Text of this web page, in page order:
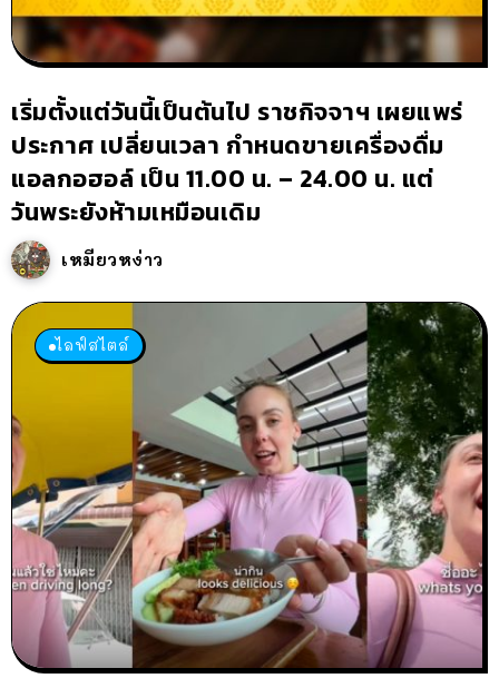
เริ่มตั้งแต่วันนี้เป็นต้นไป ราชกิจจาฯ เผยแพร่
ประกาศ เปลี่ยนเวลา กำหนดขายเครื่องดื่ม
แอลกอฮอล์ เป็น 11.00 น. – 24.00 น. แต่
วันพระยังห้ามเหมือนเดิม
เหมียวหง่าว
ไลฟ์สไตล์